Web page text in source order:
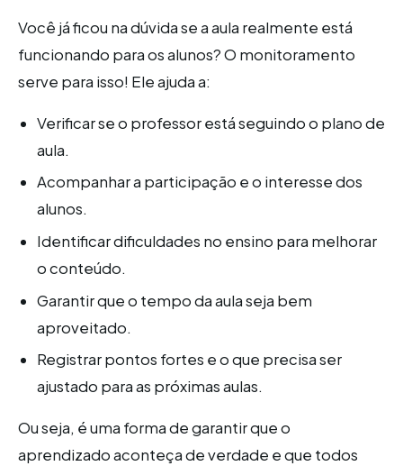
Você já ficou na dúvida se a aula realmente está
funcionando para os alunos? O monitoramento
serve para isso! Ele ajuda a:
Verificar se o professor está seguindo o plano de
aula.
Acompanhar a participação e o interesse dos
alunos.
Identificar dificuldades no ensino para melhorar
o conteúdo.
Garantir que o tempo da aula seja bem
aproveitado.
Registrar pontos fortes e o que precisa ser
ajustado para as próximas aulas.
Ou seja, é uma forma de garantir que o
aprendizado aconteça de verdade e que todos